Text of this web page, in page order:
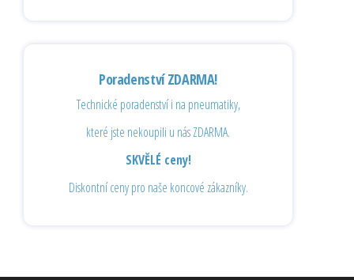
Poradenství ZDARMA!
Technické poradenství i na pneumatiky,
které jste nekoupili u nás ZDARMA.
SKVĚLÉ ceny!
Diskontní ceny pro naše koncové zákazníky.